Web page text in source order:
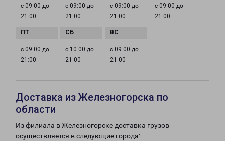
с 09:00 до
21:00
с 09:00 до
21:00
с 09:00 до
21:00
с 09:00 до
21:00
с 09:00 до
21:00
с 10:00 до
21:00
с 09:00 до
21:00
Доставка из Железногорска по
области
Из филиала в Железногорске доставка грузов
осуществляется в следующие города: